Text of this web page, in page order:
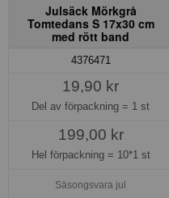
Julsäck Mörkgrå
Tomtedans S 17x30 cm
med rött band
4376471
19,90 kr
Del av förpackning = 1 st
199,00 kr
Hel förpackning = 10*1 st
Säsongsvara jul